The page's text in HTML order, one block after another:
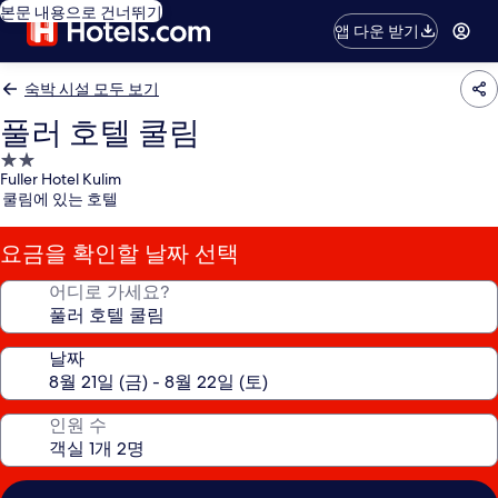
본문 내용으로 건너뛰기
앱 다운 받기
숙박 시설 모두 보기
풀러 호텔 쿨림
2.0
성
급
숙
박
시
Fuller Hotel Kulim
쿨림에 있는 호텔
요금을 확인할 날짜 선택
어디로 가세요?
날짜
인원 수